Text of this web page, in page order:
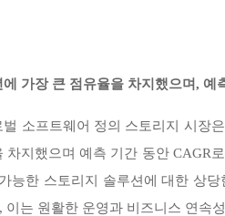
에 가장 큰 점유율을 차지했으며,
벌 소프트웨어 정의 스토리지 시장
차지했으며 예측 기간 동안 CAGR
능한 스토리지 솔루션에 대한 상
이는 원활한 운영과 비즈니스 연속